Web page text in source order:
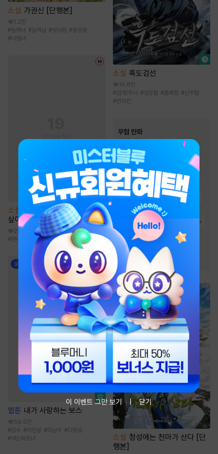
소설 가권신 [단행본]
1.2만
#능력녀 #능력남 #첫사랑 #동양풍
#다정녀
소설
[BL] 너에게서 벗어나고
싶어 [단행본]
2만
#원나잇 첫사랑 #능력수 # 강수 #집착공
웹툰 내가 사랑하는 보스
59.5만
#강수 #미인공 #미남수 #다정공
#섹스파트너
소설 흑도검선
19.6만
#검객/무사 #성장물 #통쾌함 #신무협
#먼치킨
무협 만화
인기 키워드
#천마 #
#천하제일인 #복수물
#죽음/살인 #전쟁물
#먼치킨 #정파 #소설원작
성장물 #환생물
역사/시대물 #
복수
#
살수
#2024 정액제 무협
2025 정액제 무협
소설 청성에는 천마가 산다 [단
행본]
이 이벤트 그만 보기 닫기